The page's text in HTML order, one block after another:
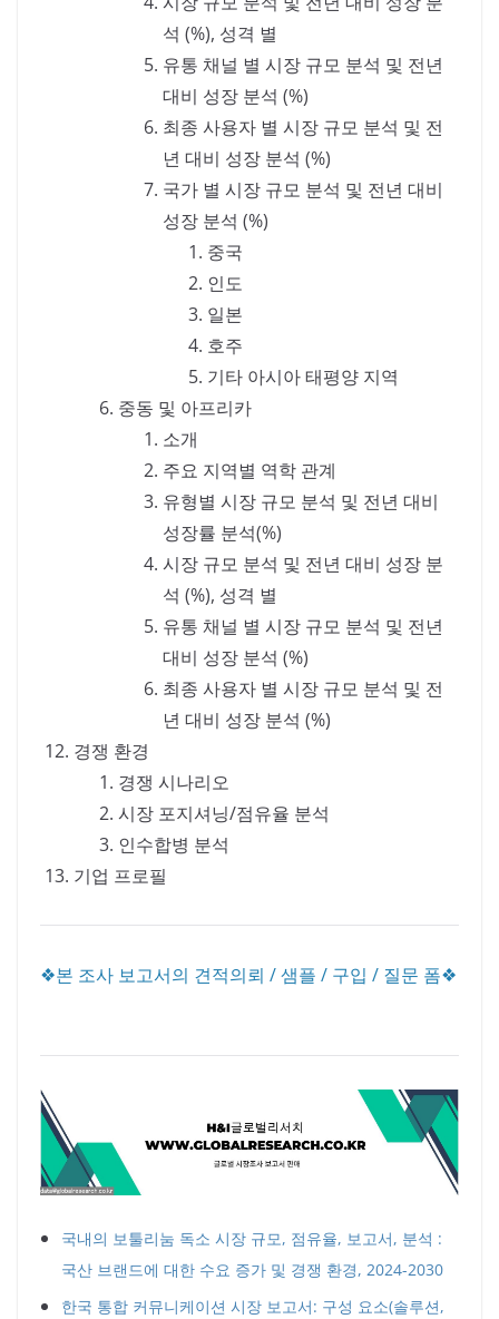
석 (%), 성격 별
유통 채널 별 시장 규모 분석 및 전년
대비 성장 분석 (%)
최종 사용자 별 시장 규모 분석 및 전
년 대비 성장 분석 (%)
국가 별 시장 규모 분석 및 전년 대비
성장 분석 (%)
중국
인도
일본
호주
기타 아시아 태평양 지역
중동 및 아프리카
소개
주요 지역별 역학 관계
유형별 시장 규모 분석 및 전년 대비
성장률 분석(%)
시장 규모 분석 및 전년 대비 성장 분
석 (%), 성격 별
유통 채널 별 시장 규모 분석 및 전년
대비 성장 분석 (%)
최종 사용자 별 시장 규모 분석 및 전
년 대비 성장 분석 (%)
경쟁 환경
경쟁 시나리오
시장 포지셔닝/점유율 분석
인수합병 분석
기업 프로필
❖본 조사 보고서의 견적의뢰 / 샘플 / 구입 / 질문 폼❖
국내의 보툴리눔 독소 시장 규모, 점유율, 보고서, 분석 :
국산 브랜드에 대한 수요 증가 및 경쟁 환경, 2024-2030
한국 통합 커뮤니케이션 시장 보고서: 구성 요소(솔루션,